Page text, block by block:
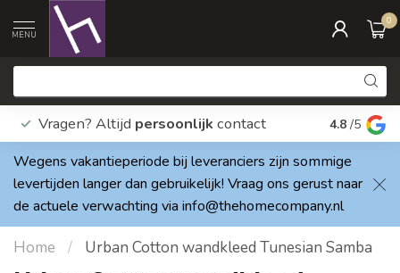
MENU
0
Vragen? Altijd persoonlijk contact Elke dag
4.8 /5
Wegens vakantieperiode bij leveranciers zijn sommige
levertijden langer dan gebruikelijk! Vraag ons gerust naar
de actuele verwachting via info@thehomecompany.nl
Home / Urban Cotton wandkleed Tunesian Samba